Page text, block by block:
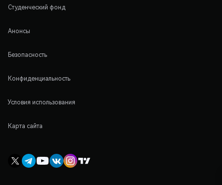
Студенческий фонд
Анонсы
Безопасность
Конфиденциальность
Условия использования
Карта сайта